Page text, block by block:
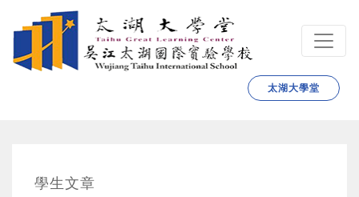
跳转到主要内容
太湖大學堂
學生文章